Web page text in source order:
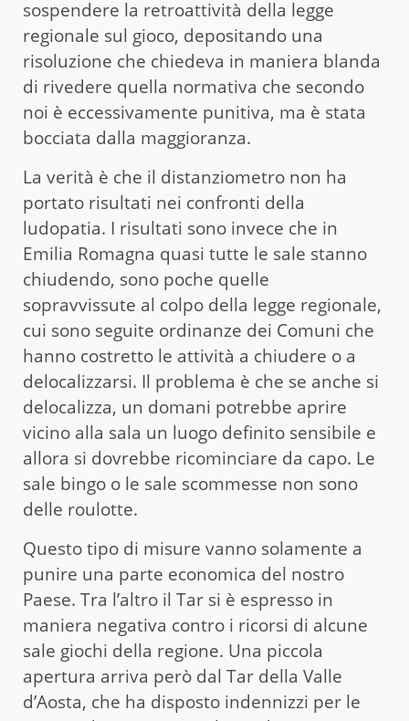
sospendere la retroattività della legge
regionale sul gioco, depositando una
risoluzione che chiedeva in maniera blanda
di rivedere quella normativa che secondo
noi è eccessivamente punitiva, ma è stata
bocciata dalla maggioranza.
La verità è che il distanziometro non ha
portato risultati nei confronti della
ludopatia. I risultati sono invece che in
Emilia Romagna quasi tutte le sale stanno
chiudendo, sono poche quelle
sopravvissute al colpo della legge regionale,
cui sono seguite ordinanze dei Comuni che
hanno costretto le attività a chiudere o a
delocalizzarsi. Il problema è che se anche si
delocalizza, un domani potrebbe aprire
vicino alla sala un luogo definito sensibile e
allora si dovrebbe ricominciare da capo. Le
sale bingo o le sale scommesse non sono
delle roulotte.
Questo tipo di misure vanno solamente a
punire una parte economica del nostro
Paese. Tra l’altro il Tar si è espresso in
maniera negativa contro i ricorsi di alcune
sale giochi della regione. Una piccola
apertura arriva però dal Tar della Valle
d’Aosta, che ha disposto indennizzi per le